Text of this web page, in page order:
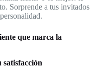
Sorprende a tus invitados
que marca la
satisfacción